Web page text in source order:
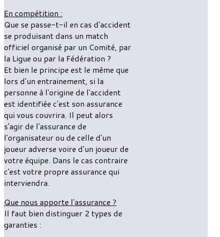
En compétition :
Que se passe-t-il en cas d'accident
se produisant dans un match
officiel organisé par un Comité, par
la Ligue ou par la Fédération ?
Et bien le principe est le même que
lors d'un entrainement, si la
personne à l'origine de l'accident
est identifiée c'est son assurance
qui vous couvrira. Il peut alors
s'agir de l'assurance de
l'organisateur ou de celle d'un
joueur adverse voire d'un joueur de
votre équipe. Dans le cas contraire
c'est votre propre assurance qui
interviendra.
Que nous apporte l'assurance ?
Il faut bien distinguer 2 types de
garanties :